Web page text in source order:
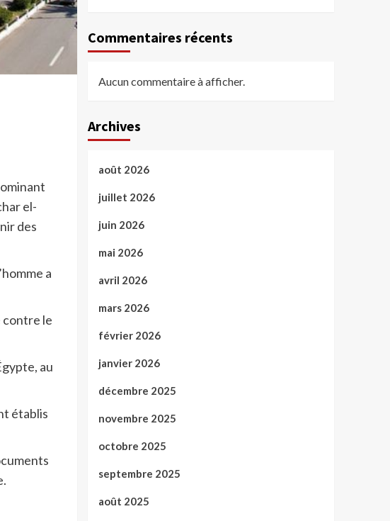
el-
des
a
contre le
au
établis
Commentaires récents
Aucun commentaire à afficher.
Archives
août 2026
juillet 2026
juin 2026
mai 2026
avril 2026
mars 2026
février 2026
janvier 2026
décembre 2025
novembre 2025
octobre 2025
septembre 2025
août 2025